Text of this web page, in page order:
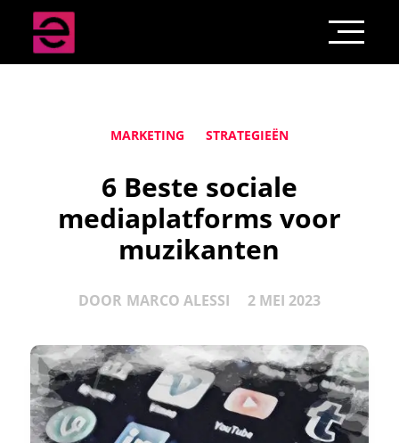
MARKETING STRATEGIEËN
6 Beste sociale
mediaplatforms voor
muzikanten
DOOR MARCO ALESSI 2 MEI 2023